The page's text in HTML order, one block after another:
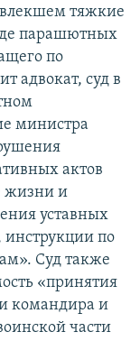
тяжкие
парашютных
по
адвокат, суд в
министра
актов
жизни и
уставных
по
Суд также
«принятия
командира и
части